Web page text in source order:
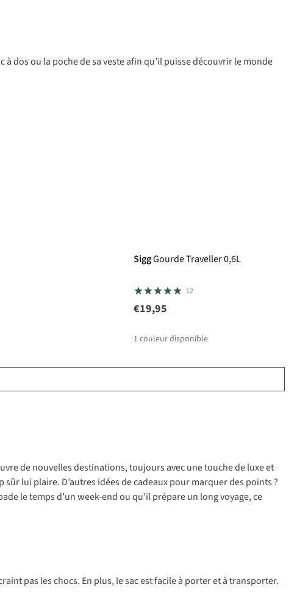
dos ou la poche de sa veste afin qu’il puisse découvrir le monde
SiggGourde Traveller 0,6L
12
€19,95
1 couleur disponible
de nouvelles destinations, toujours avec une touche de luxe et
sûr lui plaire. D’autres idées de cadeaux pour marquer des points ?
le temps d’un week-end ou qu’il prépare un long voyage, ce
pas les chocs. En plus, le sac est facile à porter et à transporter.